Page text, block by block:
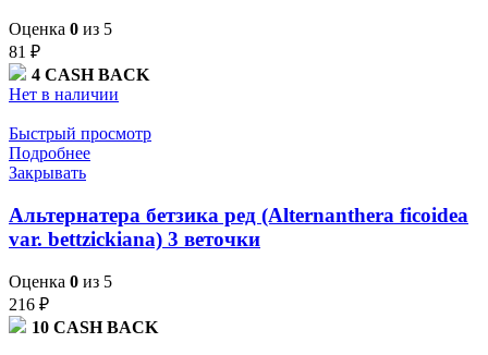
Оценка 0 из 5
81 ₽
4 CASH BACK
Нет в наличии
Быстрый просмотр
Подробнее
Закрывать
Альтернатера бетзика ред (Alternanthera ficoidea
var. bettzickiana) 3 веточки
Оценка 0 из 5
216 ₽
10 CASH BACK